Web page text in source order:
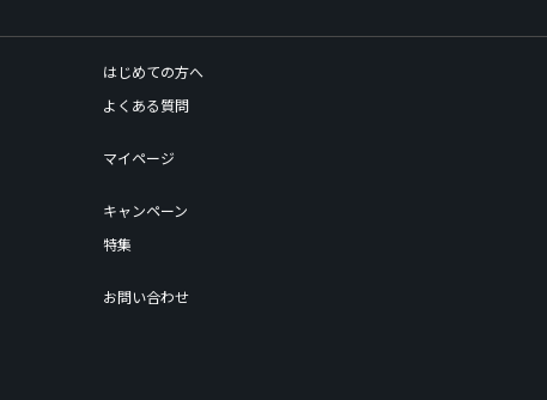
はじめての方へ
よくある質問
マイページ
キャンペーン
特集
お問い合わせ